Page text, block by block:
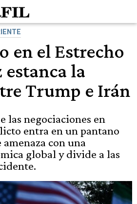
en el Estrecho
la
Trump e Irán
las negociaciones en
entra en un pantano
con una
global y divide a las